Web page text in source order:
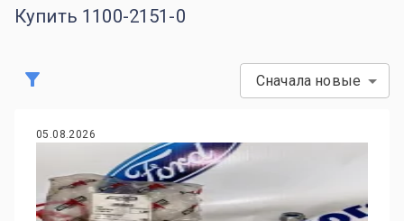
Купить 1100-2151-0
Сначала новые
05.08.2026